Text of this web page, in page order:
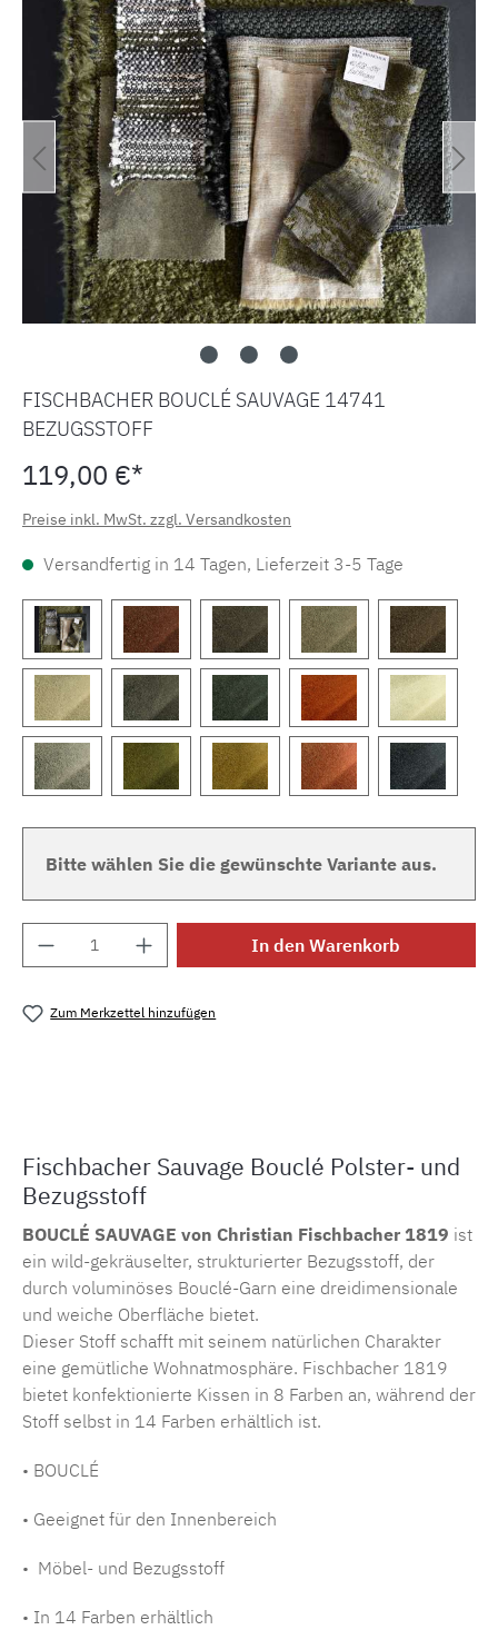
FISCHBACHER BOUCLÉ SAUVAGE 14741
BEZUGSSTOFF
119,00 €*
Preise inkl. MwSt. zzgl. Versandkosten
Versandfertig in 14 Tagen, Lieferzeit 3-5 Tage
Bitte wählen Sie die gewünschte Variante aus.
Produkt Anzahl: Gib den gewünschten
In den Warenkorb
Zum Merkzettel hinzufügen
Fischbacher Sauvage Bouclé Polster- und
Bezugsstoff
BOUCLÉ SAUVAGE von Christian Fischbacher 1819 ist
ein wild-gekräuselter, strukturierter Bezugsstoff, der
durch voluminöses Bouclé-Garn eine dreidimensionale
und weiche Oberfläche bietet.
Dieser Stoff schafft mit seinem natürlichen Charakter
eine gemütliche Wohnatmosphäre. Fischbacher 1819
bietet konfektionierte Kissen in 8 Farben an, während der
Stoff selbst in 14 Farben erhältlich ist.
• BOUCLÉ
• Geeignet für den Innenbereich
• Möbel- und Bezugsstoff
• In 14 Farben erhältlich